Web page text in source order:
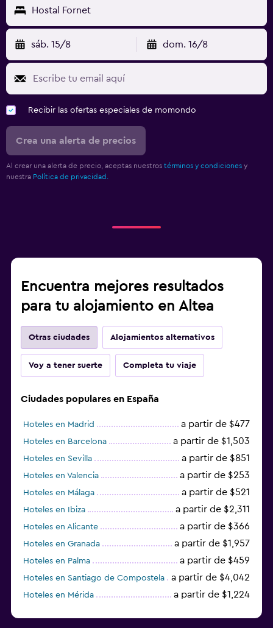
Hostal Fornet
sáb. 15/8 dom. 16/8
Recibir las ofertas especiales de momondo
Crea una alerta de precios
Al crear una alerta de precio, aceptas nuestros términos y condiciones y
nuestra Política de privacidad.
Encuentra mejores resultados
para tu alojamiento en Altea
Otras ciudades Alojamientos alternativos
Voy a tener suerte Completa tu viaje
Ciudades populares en España
Hoteles en Madrid a partir de $477
Hoteles en Barcelona a partir de $1,503
Hoteles en Sevilla a partir de $851
Hoteles en Valencia a partir de $253
Hoteles en Málaga a partir de $521
Hoteles en Ibiza a partir de $2,311
Hoteles en Alicante a partir de $366
Hoteles en Granada a partir de $1,957
Hoteles en Palma a partir de $459
Hoteles en Santiago de Compostela a partir de $4,042
Hoteles en Mérida a partir de $1,224